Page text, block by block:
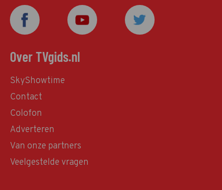
Over TVgids.nl
SkyShowtime
Contact
Colofon
Adverteren
Van onze partners
Veelgestelde vragen